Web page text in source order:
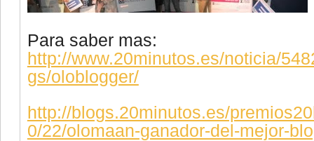
Para saber mas:
http://www.20minutos.es/noticia/
gs/oloblogger/
http://blogs.20minutos.es/
0/22/olomaan-ganador-del-mejor-